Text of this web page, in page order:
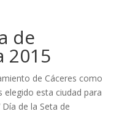
de
2015
de Cáceres como
esta ciudad para
de la Seta de